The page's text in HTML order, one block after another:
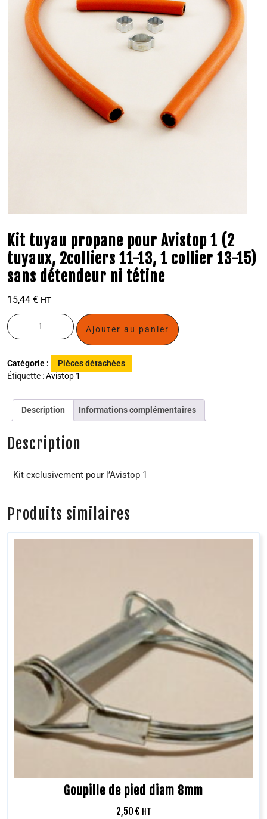
Kit tuyau propane pour Avistop 1 (2
tuyaux, 2colliers 11-13, 1 collier 13-15)
sans détendeur ni tétine
15,44 € HT
Ajouter au panier
Catégorie :
Pièces détachées
Étiquette :Avistop 1
Description Informations complémentaires
Description
Kit exclusivement pour l’Avistop 1
Produits similaires
Goupille de pied diam 8mm
2,50 € HT